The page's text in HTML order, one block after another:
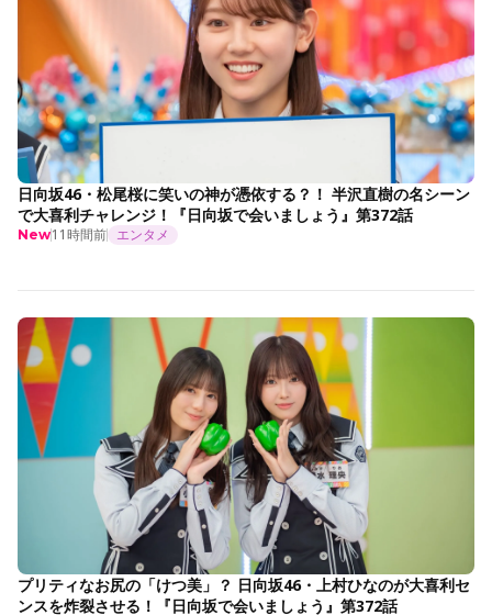
日向坂46・松尾桜に笑いの神が憑依する？！ 半沢直樹の名シーン
で大喜利チャレンジ！『日向坂で会いましょう』第372話
New11時間前 エンタメ
プリティなお尻の「けつ美」？ 日向坂46・上村ひなのが大喜利セ
ンスを炸裂させる！『日向坂で会いましょう』第372話